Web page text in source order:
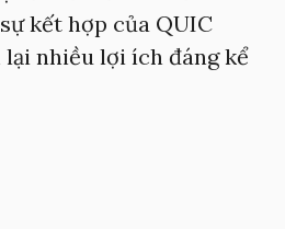
kết hợp của QUIC
nhiều lợi ích đáng kể